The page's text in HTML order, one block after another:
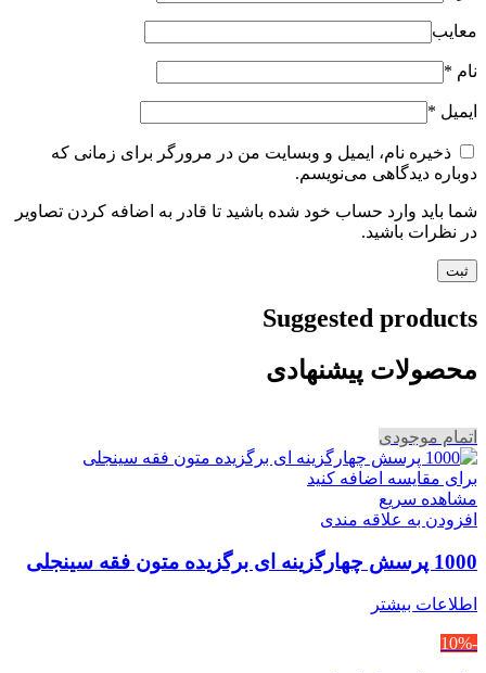
معایب
نام *
ایمیل *
ذخیره نام، ایمیل و وبسایت من در مرورگر برای زمانی که
دوباره دیدگاهی می‌نویسم.
شما باید وارد حساب خود شده باشید تا قادر به اضافه کردن تصاویر
در نظرات باشید.
Suggested products
محصولات پیشنهادی
اتمام موجودی
برای مقایسه اضافه کنید
مشاهده سریع
افزودن به علاقه مندی
1000 پرسش چهارگزینه ای برگزیده متون فقه سینجلی
اطلاعات بیشتر
-10%